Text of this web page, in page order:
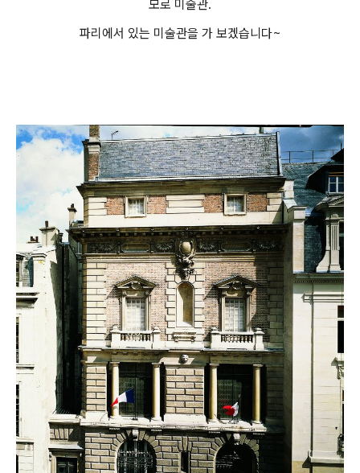
모로 미술관.
파리에서 있는 미술관을 가 보겠습니다~